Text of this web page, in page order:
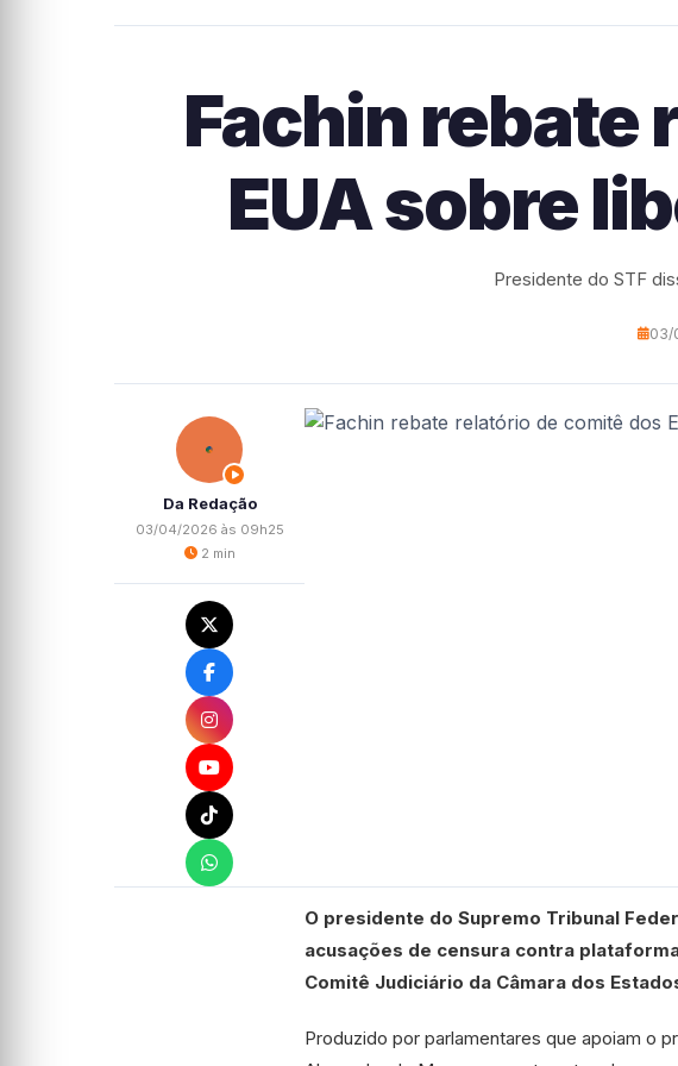
Fachin rebate
EUA sobre
Presidente do STF
03/
Da Redação
03/04/2026 às 09h25
2 min
O presidente do Supremo Tribunal
acusações de censura contra
Comitê Judiciário da Câmara dos
Produzido por parlamentares que apoiam o